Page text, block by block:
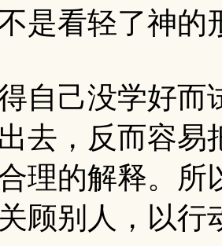
是看轻了神的
自己没学好而
去，反而容易
理的解释。
顾别人，以行